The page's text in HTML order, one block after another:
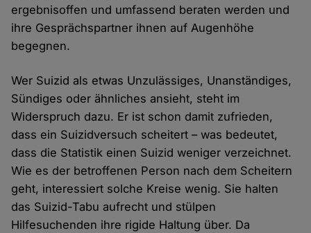
ergebnisoffen und umfassend beraten werden und
ihre Gesprächspartner ihnen auf Augenhöhe
begegnen.
Wer Suizid als etwas Unzulässiges, Unanständiges,
Sündiges oder ähnliches ansieht, steht im
Widerspruch dazu. Er ist schon damit zufrieden,
dass ein Suizidversuch scheitert – was bedeutet,
dass die Statistik einen Suizid weniger verzeichnet.
Wie es der betroffenen Person nach dem Scheitern
geht, interessiert solche Kreise wenig. Sie halten
das Suizid-Tabu aufrecht und stülpen
Hilfesuchenden ihre rigide Haltung über. Da